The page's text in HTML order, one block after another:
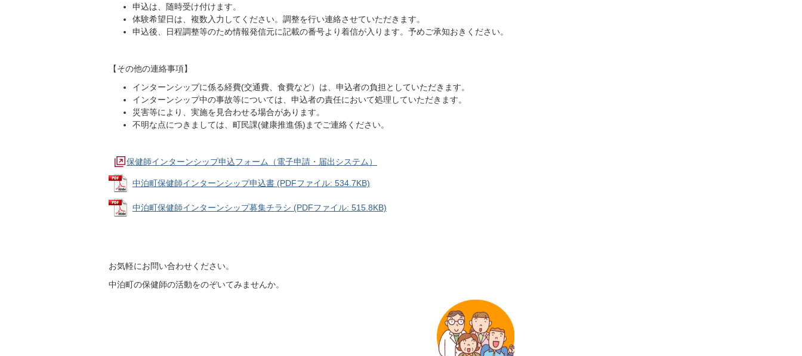
申込は、随時受け付けます。
体験希望日は、複数入力してください。調整を行い連絡させていただきます。
申込後、日程調整等のため情報発信元に記載の番号より着信が入ります。予めご承知おきください。
【その他の連絡事項】
インターンシップに係る経費(交通費、食費など）は、申込者の負担としていただきます。
インターンシップ中の事故等については、申込者の責任において処理していただきます。
災害等により、実施を見合わせる場合があります。
不明な点につきましては、町民課(健康推進係)までご連絡ください。
保健師インターンシップ申込フォーム（電子申請・届出システム）
中泊町保健師インターンシップ申込書 (PDFファイル: 534.7KB)
中泊町保健師インターンシップ募集チラシ (PDFファイル: 515.8KB)
お気軽にお問い合わせください。
中泊町の保健師の活動をのぞいてみませんか。